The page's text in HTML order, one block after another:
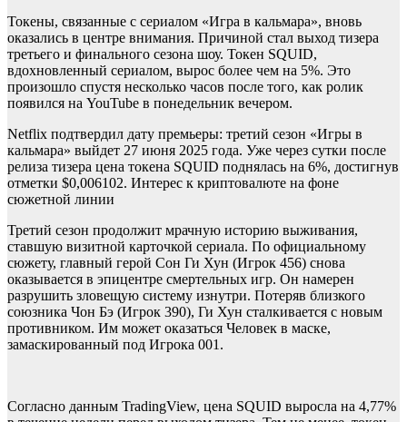
Токены, связанные с сериалом «Игра в кальмара», вновь
оказались в центре внимания. Причиной стал выход тизера
третьего и финального сезона шоу. Токен SQUID,
вдохновленный сериалом, вырос более чем на 5%. Это
произошло спустя несколько часов после того, как ролик
появился на YouTube в понедельник вечером.
Netflix подтвердил дату премьеры: третий сезон «Игры в
кальмара» выйдет 27 июня 2025 года. Уже через сутки после
релиза тизера цена токена SQUID поднялась на 6%, достигнув
отметки $0,006102. Интерес к криптовалюте на фоне
сюжетной линии
Третий сезон продолжит мрачную историю выживания,
ставшую визитной карточкой сериала. По официальному
сюжету, главный герой Сон Ги Хун (Игрок 456) снова
оказывается в эпицентре смертельных игр. Он намерен
разрушить зловещую систему изнутри. Потеряв близкого
союзника Чон Бэ (Игрок 390), Ги Хун сталкивается с новым
противником. Им может оказаться Человек в маске,
замаскированный под Игрока 001.
Согласно данным TradingView, цена SQUID выросла на 4,77%